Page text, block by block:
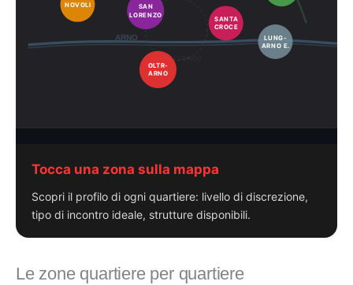
ARNO
CENTRO STORICO
OLTR-
ARNO
SANTA
CROCE
SAN
LORENZO
NOVOLI
LUNG-
ARNO E.
Tocca una zona sulla mappa
Scopri il profilo di ogni quartiere: livello di discrezione,
tipo di incontro ideale, strutture disponibili.
Le zone quartiere per quartiere